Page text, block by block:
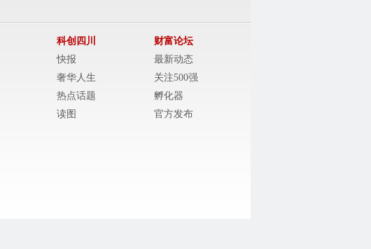
科创四川
快报
奢华人生
热点话题
读图
财富论坛
最新动态
关注500强
孵化器
官方发布